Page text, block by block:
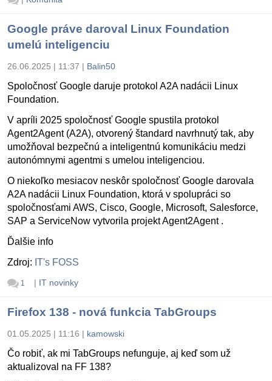
Google práve daroval Linux Foundation
umelú inteligenciu
26.06.2025 | 11:37 | Balin50
Spoločnosť Google daruje protokol A2A nadácii Linux
Foundation.
V apríli 2025 spoločnosť Google spustila protokol
Agent2Agent (A2A), otvorený štandard navrhnutý tak, aby
umožňoval bezpečnú a inteligentnú komunikáciu medzi
autonómnymi agentmi s umelou inteligenciou.
O niekoľko mesiacov neskôr spoločnosť Google darovala
A2A nadácii Linux Foundation, ktorá v spolupráci so
spoločnosťami AWS, Cisco, Google, Microsoft, Salesforce,
SAP a ServiceNow vytvorila projekt Agent2Agent .
Ďalšie info
Zdroj: IT's FOSS
1 | IT novinky
Firefox 138 - nová funkcia TabGroups
01.05.2025 | 11:16 | kamowski
Čo robiť, ak mi TabGroups nefunguje, aj keď som už
aktualizoval na FF 138?